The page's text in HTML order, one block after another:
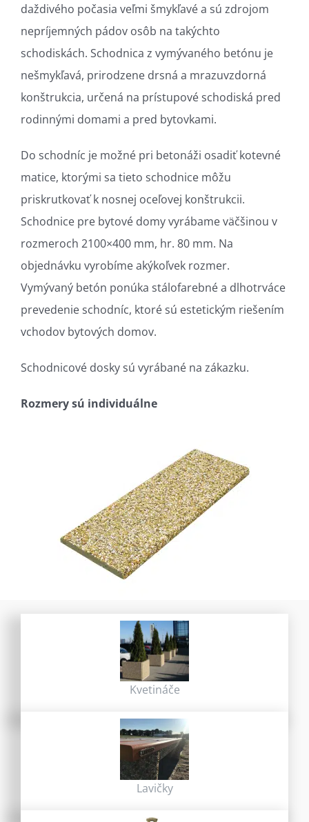
daždivého počasia veľmi šmykľavé a sú zdrojom
nepríjemných pádov osôb na takýchto
schodiskách. Schodnica z vymývaného betónu je
nešmykľavá, prirodzene drsná a mrazuvzdorná
konštrukcia, určená na prístupové schodiská pred
rodinnými domami a pred bytovkami.
Do schodníc je možné pri betonáži osadiť kotevné
matice, ktorými sa tieto schodnice môžu
priskrutkovať k nosnej oceľovej konštrukcii.
Schodnice pre bytové domy vyrábame väčšinou v
rozmeroch 2100×400 mm, hr. 80 mm. Na
objednávku vyrobíme akýkoľvek rozmer.
Vymývaný betón ponúka stálofarebné a dlhotrváce
prevedenie schodníc, ktoré sú estetickým riešením
vchodov bytových domov.
Schodnicové dosky sú vyrábané na zákazku.
Rozmery sú individuálne
Kvetináče
Lavičky